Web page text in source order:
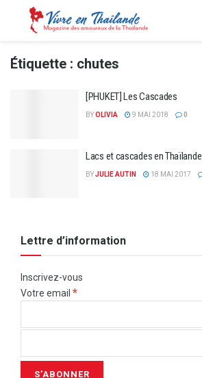
Étiquette : chutes
[PHUKET] Les Cascades
BYOLIVIA 9 MAI 2018 0
Lacs et cascades en Thaïlande
BYJULIE AUTIN 18 MAI 2017
Lettre d’information
Inscrivez-vous
Votre email *